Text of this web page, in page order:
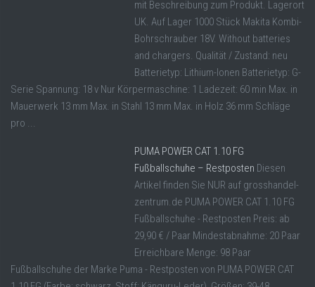
mit Beschreibung zum Produkt. Lagerort
UK. Auf Lager 1000 Stück Makita Kombi-
Bohrschrauber 18V. Without batteries
and chargers. Qualität / Zustand: neu
Batterietyp: Lithium-Ionen Batterietyp: G-
Serie Spannung: 18 v Nur Körpermaschine: 1 Ladezeit: 60 min Max. in
Mauerwerk 13 mm Max. in Stahl 13 mm Max. in Holz 36 mm Schläge
pro ...
PUMA POWER CAT 1.10 FG
Fußballschuhe – Restposten Diesen
Artikel finden Sie NUR auf grosshandel-
zentrum.de PUMA POWER CAT 1.10 FG
Fußballschuhe - Restposten Preis: ab
29,90 € / Paar Mindestabnahme: 20 Paar
Erreichbare Menge: 98 Paar
Fußballschuhe der Marke Puma - Restposten von PUMA POWER CAT